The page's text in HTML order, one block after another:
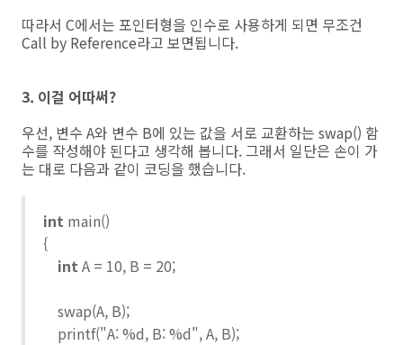
따라서 C에서는 포인터형을 인수로 사용하게 되면 무조건
Call by Reference라고 보면됩니다.
3. 이걸 어따써?
우선, 변수 A와 변수 B에 있는 값을 서로 교환하는 swap() 함
수를 작성해야 된다고 생각해 봅니다. 그래서 일단은 손이 가
는 대로 다음과 같이 코딩을 했습니다.
int main()
{
intA = 10, B = 20;
swap(A, B);
printf("A: %d, B: %d", A, B);